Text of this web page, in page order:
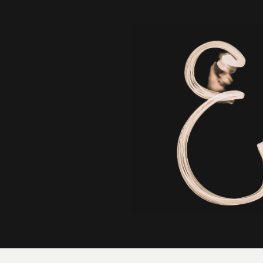
I look forward to the inquiry from a company, all of you of the
Please fill in thought and the problem to your business,
service, product, request contents in an inquiry form.
At first we suggest the most suitable strategy, tactics plan.